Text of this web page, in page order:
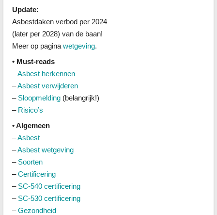
Update:
Asbestdaken verbod per 2024
(later per 2028) van de baan!
Meer op pagina wetgeving.
• Must-reads
–Asbest herkennen
–Asbest verwijderen
– Sloopmelding(belangrijk!)
– Risico’s
• Algemeen
–Asbest
–Asbest wetgeving
– Soorten
–Certificering
– SC-540 certificering
– SC-530 certificering
–Gezondheid